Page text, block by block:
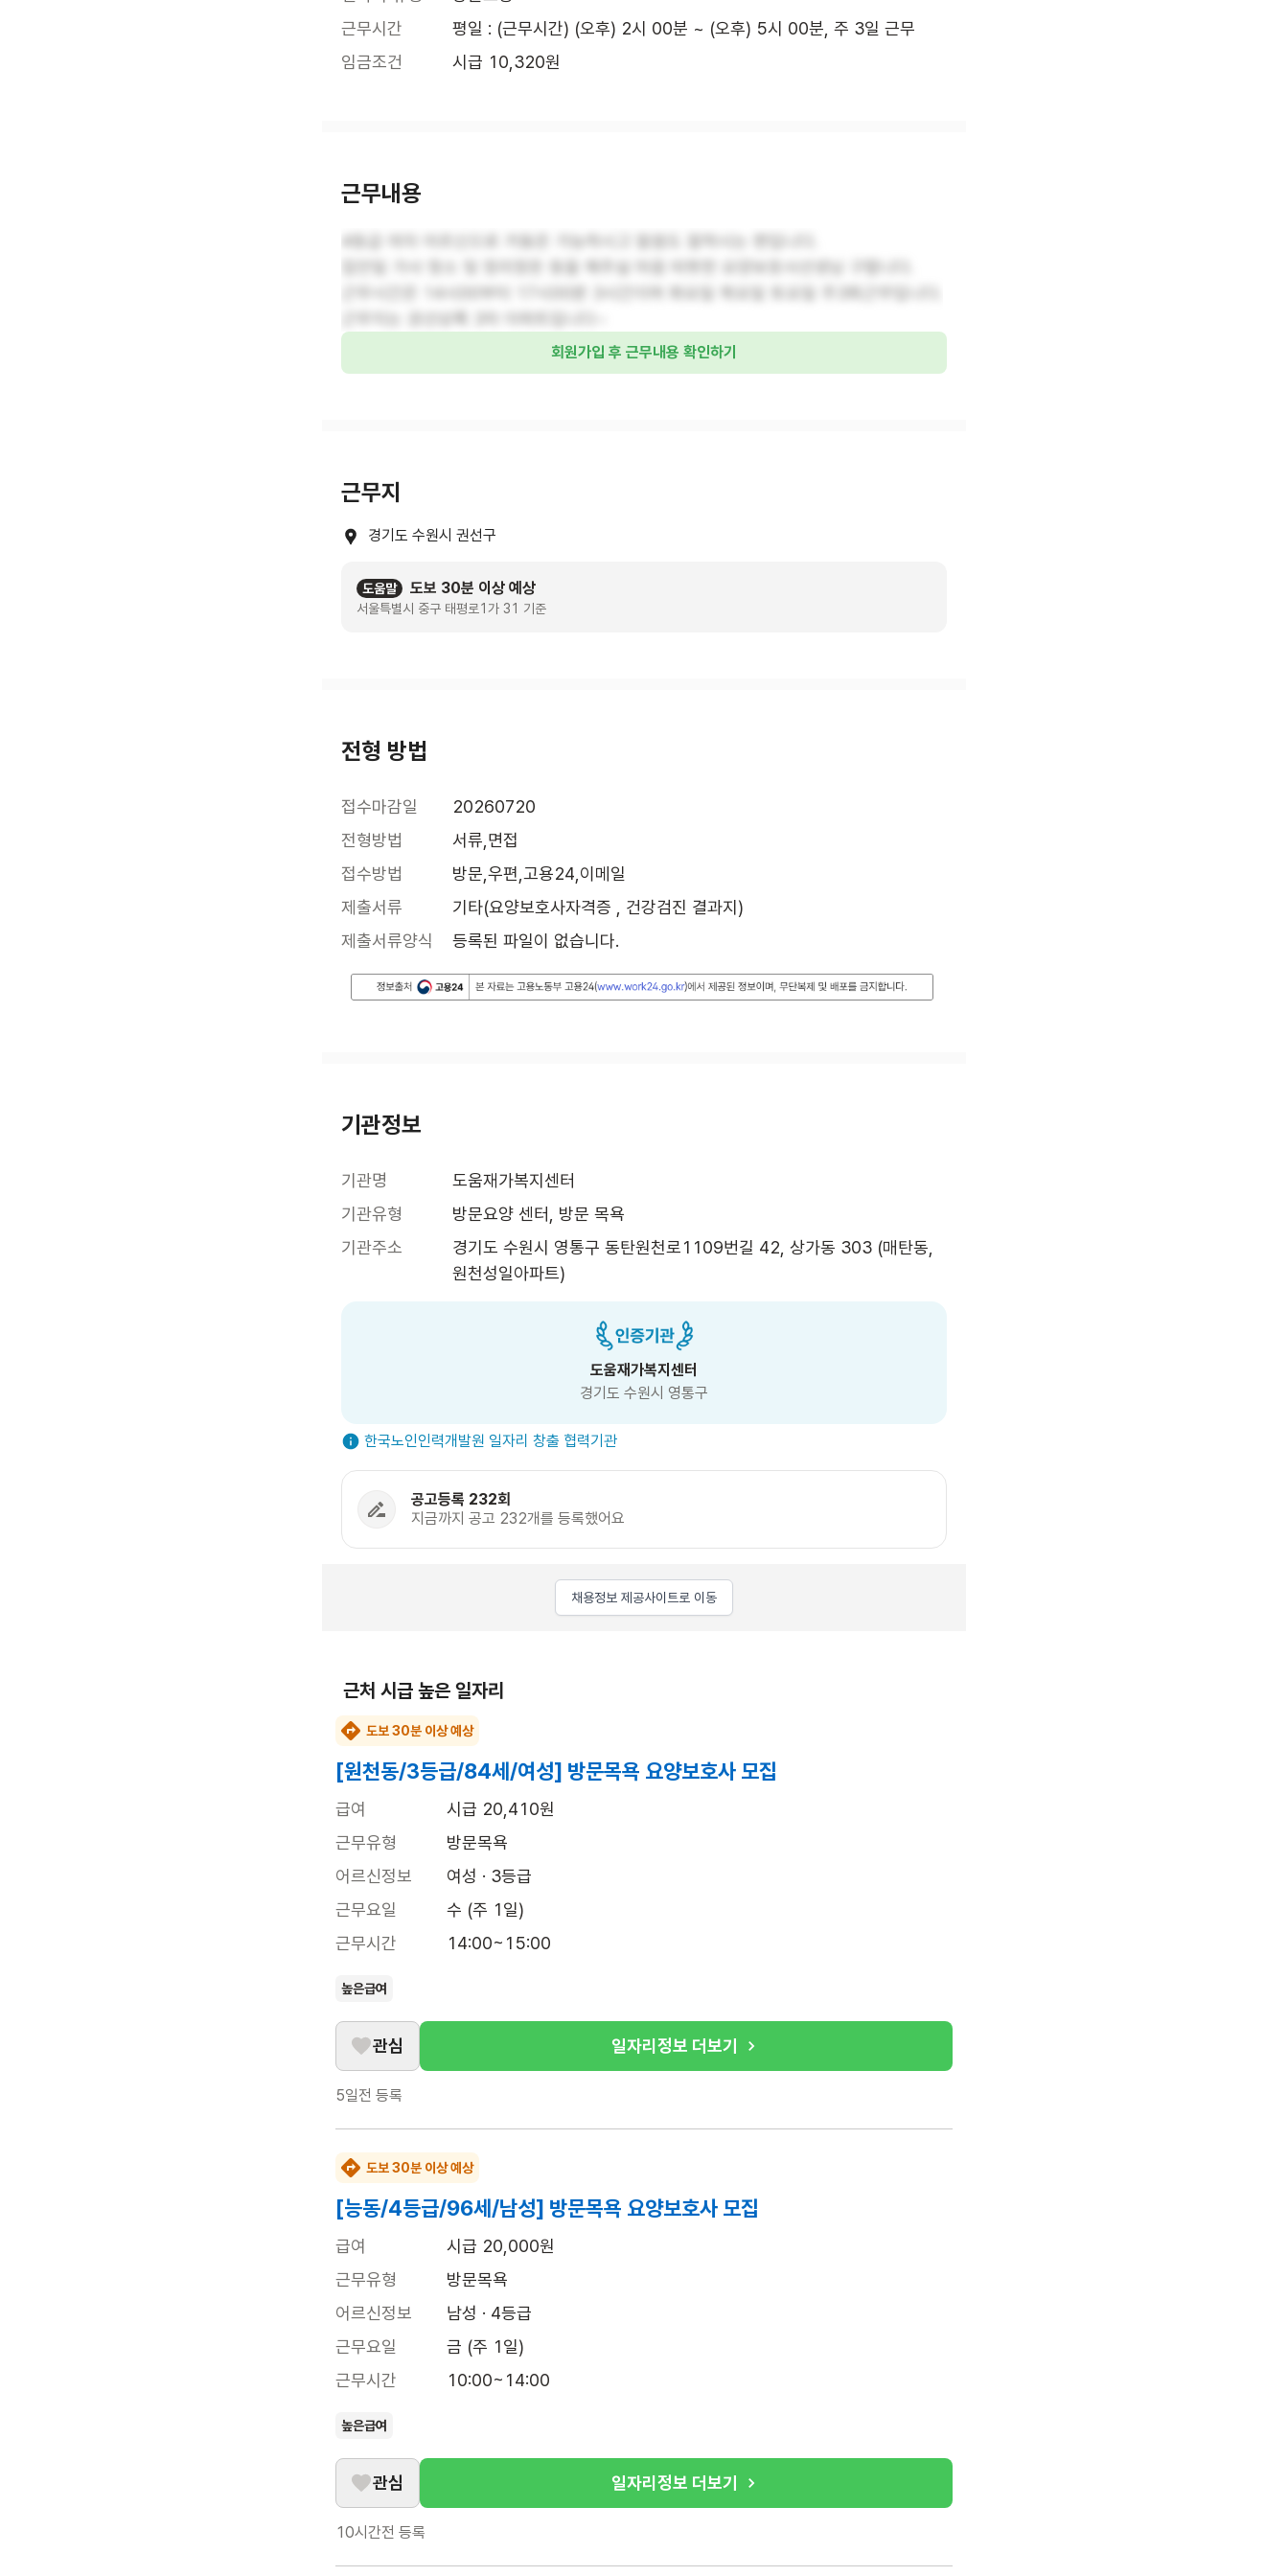
근무시간
평일 : (근무시간) (오후) 2시 00분 ~ (오후) 5시 00분, 주 3일 근무
임금조건
시급 10,320원
근무내용
회원가입 후 근무내용 확인하기
근무지
경기도 수원시 권선구
도움말 도보 30분 이상 예상
서울특별시 중구 태평로1가 31 기준
전형 방법
접수마감일
20260720
전형방법
서류,면접
접수방법
방문,우편,고용24,이메일
제출서류
기타(요양보호사자격증 , 건강검진 결과지)
제출서류양식
등록된 파일이 없습니다.
기관정보
기관명
도움재가복지센터
기관유형
방문요양 센터, 방문 목욕
기관주소
경기도 수원시 영통구 동탄원천로1109번길 42, 상가동 303 (매탄동,
원천성일아파트)
도움재가복지센터
경기도 수원시 영통구
한국노인인력개발원 일자리 창출 협력기관
공고등록 232회
지금까지 공고 232개를 등록했어요
채용정보 제공사이트로 이동
근처 시급 높은 일자리
도보 30분 이상 예상
[원천동/3등급/84세/여성] 방문목욕 요양보호사 모집
급여
시급 20,410원
근무유형
방문목욕
어르신정보
여성 · 3등급
근무요일
수 (주 1일)
근무시간
14:00~15:00
높은급여
관심 일자리정보 더보기
5일전 등록
도보 30분 이상 예상
[능동/4등급/96세/남성] 방문목욕 요양보호사 모집
급여
시급 20,000원
근무유형
방문목욕
어르신정보
남성 · 4등급
근무요일
금 (주 1일)
근무시간
10:00~14:00
높은급여
관심 일자리정보 더보기
10시간전 등록